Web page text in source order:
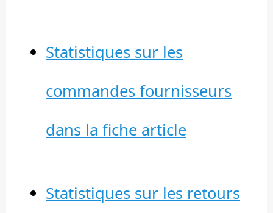
Statistiques sur les
commandes fournisseurs
dans la fiche article
Statistiques sur les retours